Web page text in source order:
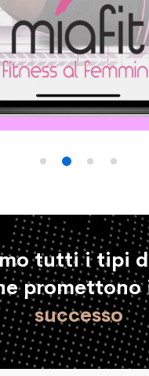
tutti i tipi
successo